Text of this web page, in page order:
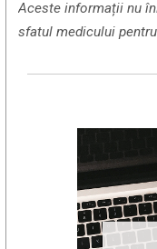
Aceste informații nu
sfatul medicului